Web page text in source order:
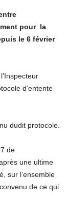
pour la
le 6 février
d’entente
dudit protocole.
de
une ultime
sur l’ensemble
de ce qui